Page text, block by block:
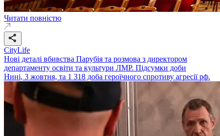
Читати повністю
CityLife
Нові деталі вбивства Парубія та розмова з директором
департаменту освіти та культури ЛМР. Підсумки доби
Нині, 3 жовтня, та 1 318 доба героїчного спротиву агресії рф.